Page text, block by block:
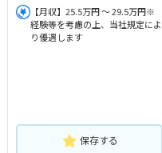
【月収】25.5万円 ～ 29.5万円※
経験等を考慮の上、当社規定によ
り優遇します
保存する